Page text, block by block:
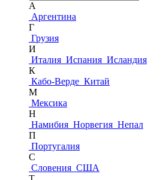
А
Аргентина
Г
Грузия
И
Италия Испания Исландия
К
Кабо-Верде Китай
М
Мексика
Н
Намибия Норвегия Непал
П
Португалия
С
Словения США